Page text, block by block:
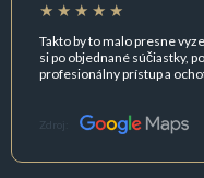
Takto by to malo presne
si po objednané súčiastky,
profesionálny prístup a
Zdroj: